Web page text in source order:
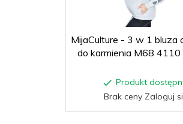
MijaCulture - 3 w 1 bluza
do karmienia M68 4110
Produkt
Brak ceny Zaloguj